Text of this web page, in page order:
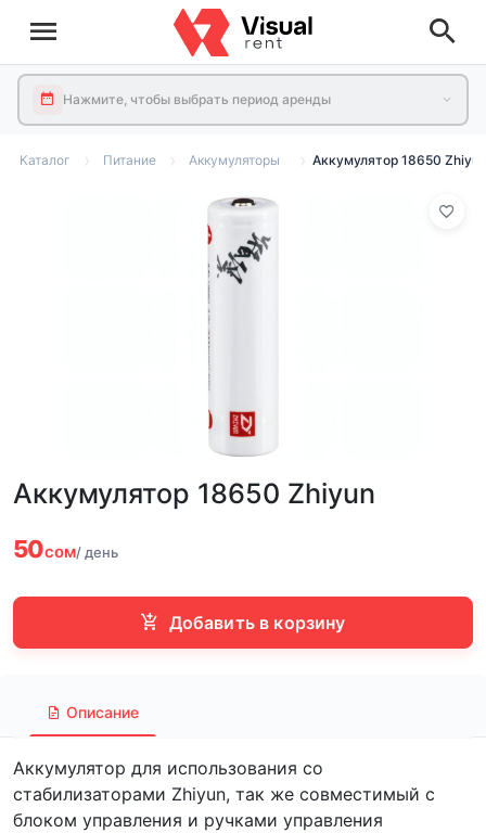
Нажмите, чтобы выбрать период аренды
Каталог Питание Аккумуляторы Аккумулятор 18650 Zhiyun
Аккумулятор 18650 Zhiyun
50сом/ день
Добавить в корзину
Описание
Аккумулятор для использования со
стабилизаторами Zhiyun, так же совместимый с
блоком управления и ручками управления